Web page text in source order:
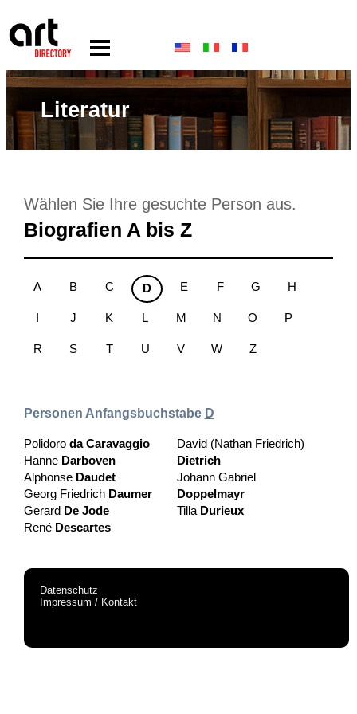
Literatur
Wählen Sie Ihre gesuchte Person aus.
Biografien A bis Z
A B C D E F G H
I J K L M N O P
R S T U V W Z
Personen Anfangsbuchstabe D
Polidoro da Caravaggio
Hanne Darboven
Alphonse Daudet
Georg Friedrich Daumer
Gerard De Jode
René Descartes
David (Nathan Friedrich)
Dietrich
Johann Gabriel
Doppelmayr
Tilla Durieux
Datenschutz
Impressum / Kontakt